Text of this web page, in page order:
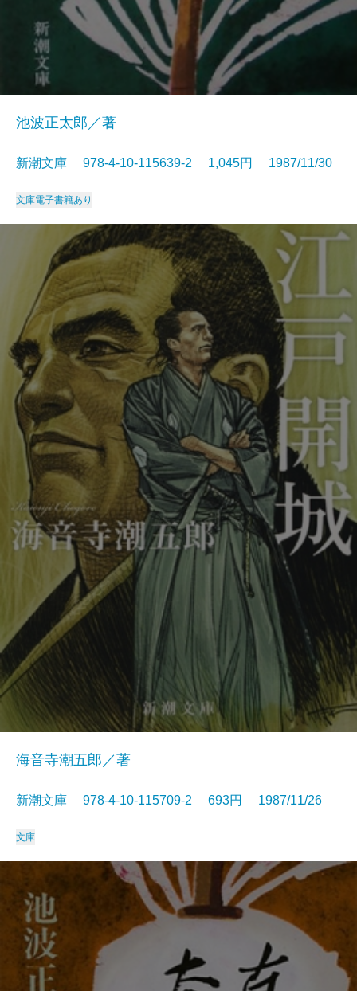
池波正太郎／著
新潮文庫 978-4-10-115639-2 1,045円 1987/11/30
文庫電子書籍あり
海音寺潮五郎／著
新潮文庫 978-4-10-115709-2 693円 1987/11/26
文庫